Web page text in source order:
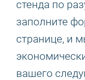
стенда по
заполните
странице, и
вашего